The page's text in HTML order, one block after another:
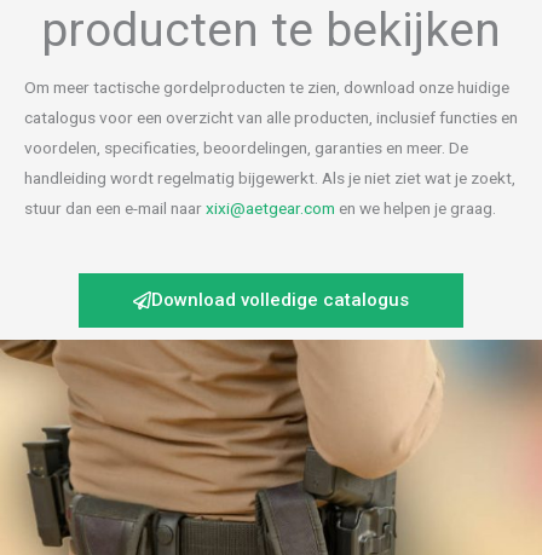
producten te bekijken
Om meer tactische gordelproducten te zien, download onze huidige
catalogus voor een overzicht van alle producten, inclusief functies en
voordelen, specificaties, beoordelingen, garanties en meer. De
handleiding wordt regelmatig bijgewerkt. Als je niet ziet wat je zoekt,
stuur dan een e-mail naarxixi@aetgear.com en we helpen je graag.
Download volledige catalogus